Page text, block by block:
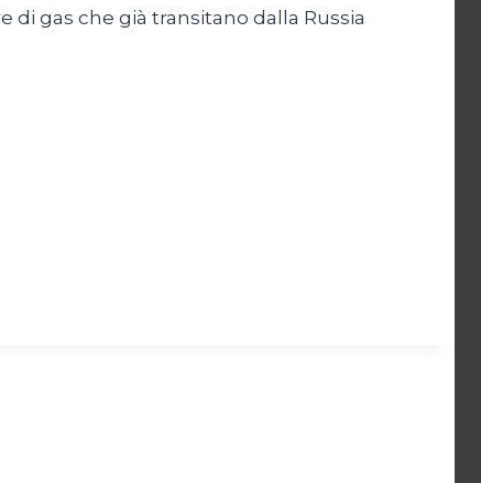
gas che già transitano dalla Russia